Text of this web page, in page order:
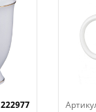
222977